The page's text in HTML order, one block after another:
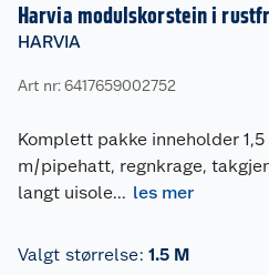
Harvia modulskorstein i
HARVIA
Art nr: 6417659002752
Komplett pakke inneholder
m/pipehatt, regnkrage,
langt uisole... les mer
Valgt størrelse: 1.5 M